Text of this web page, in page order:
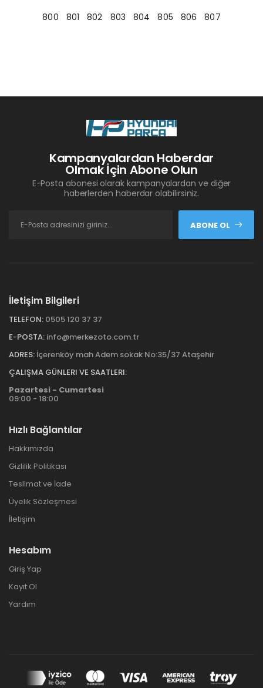
800
801 802 803 804 805 806 807
Kampanyalardan Haberdar
Olmak İçin Abone Olun
E-Posta abonesi olarak kampanyalardan ve diğer
haberlerden haberdar olabilirsiniz.
ABONE OL
İletişim Bilgileri
TELEFON: 0505 120 37 37
E-POSTA: info@merkezoto.com.tr
ADRES: İçerenköy mah Adem sokak No:35/37 Ataşehir
ÇALIŞMA GÜNLERI VE SAATLERI:
Pazartesi - Cumartesi
09:00 - 18:00
Hızlı Bağlantılar
Hakkımızda
Gizlilik Politikası
Teslimat ve İade
Üyelik Sözleşmesi
İletişim
Hesabım
Giriş Yap
Kayıt Ol
Yardım